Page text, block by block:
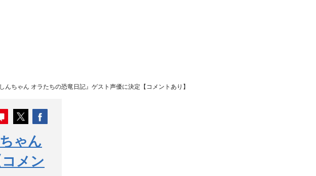
んちゃん オラたちの恐竜日記』ゲスト声優に決定【コメントあり】
ゃん
メン